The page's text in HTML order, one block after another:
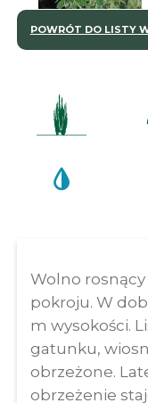
POWRÓT DO LISTY
Wolno
pokroju. W
m wysokości.
gatunku,
obrzeżone.
obrzeżenie